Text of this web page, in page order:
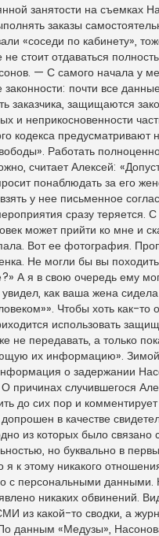
занятости на съемках
заказы
«соседи по кабинету»,
не стоит отдаваться
— С самого начала у
законности: почти все
заказчика, защищаются
и неприкосновенности
кодекса предусматривают
Работать
считает Алексей:
понаблюдать за его
у нее письменное
сразу теряется. С
может прийти ко мне и
Вот ее фотография.
Не могли бы вы
А я в свою очередь ему
как ваша жена
Чтобы хоть как-то
использовать
не передавать, а только
их информацию». Зимой
о задержании
причинах случившегося
до сих пор и
в качестве
из которых было связано
но буквально в
я к этому никакого
с персональными данными.
никаких обвинений.
из какой-то сводки, а
данным «Медузы»,